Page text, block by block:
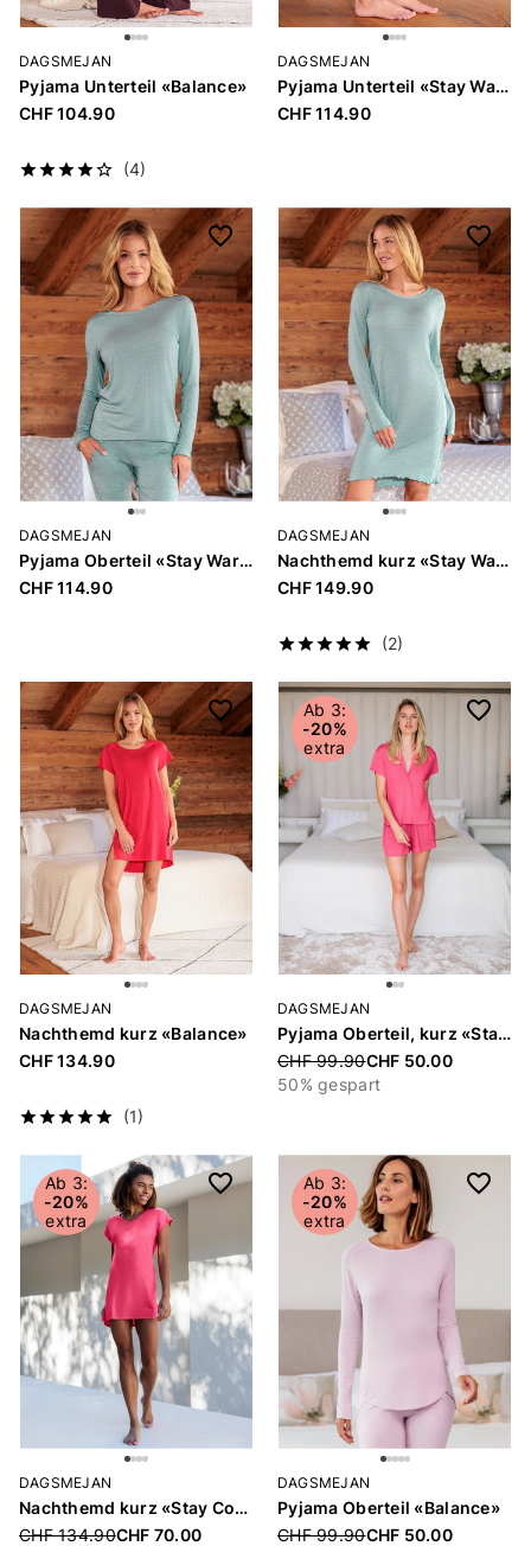
DAGSMEJAN
Pyjama Unterteil «Balance»
CHF 104.90
(4)
DAGSMEJAN
Pyjama Unterteil «Stay Warm»
CHF 114.90
DAGSMEJAN
Pyjama Oberteil «Stay Warm»
CHF 114.90
DAGSMEJAN
Nachthemd kurz «Stay Warm»
CHF 149.90
(2)
DAGSMEJAN
Nachthemd kurz «Balance»
CHF 134.90
(1)
Ab 3:
-20%
extra
DAGSMEJAN
Pyjama Oberteil, kurz «Stay Cool»
Price reduced from
CHF 99.90CHF 50.00
50% gespart
Ab 3:
-20%
extra
DAGSMEJAN
Nachthemd kurz «Stay Cool»
Price reduced from
CHF 134.90CHF 70.00
Ab 3:
-20%
extra
DAGSMEJAN
Pyjama Oberteil «Balance»
Price reduced from
CHF 99.90CHF 50.00